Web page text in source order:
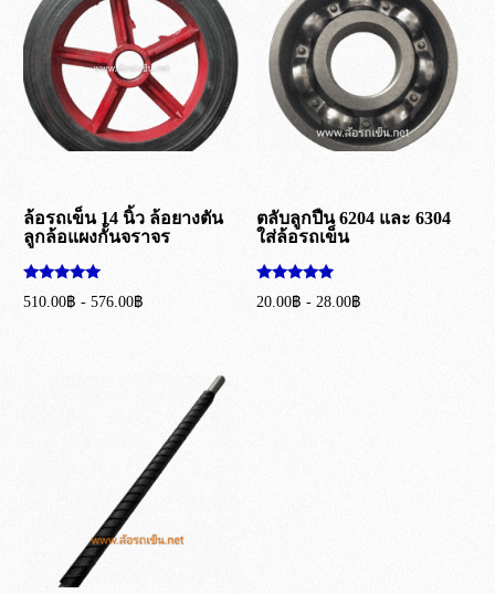
ล้อรถเข็น 14 นิ้ว ล้อยางตัน
ลูกล้อแผงกั้นจราจร
ให้คะแนน
5.00
510.00฿ -576.00฿
ตลับลูกปืน 6204 และ 6304
ใส่ล้อรถเข็น
ให้คะแนน
5.00
20.00฿ -28.00฿